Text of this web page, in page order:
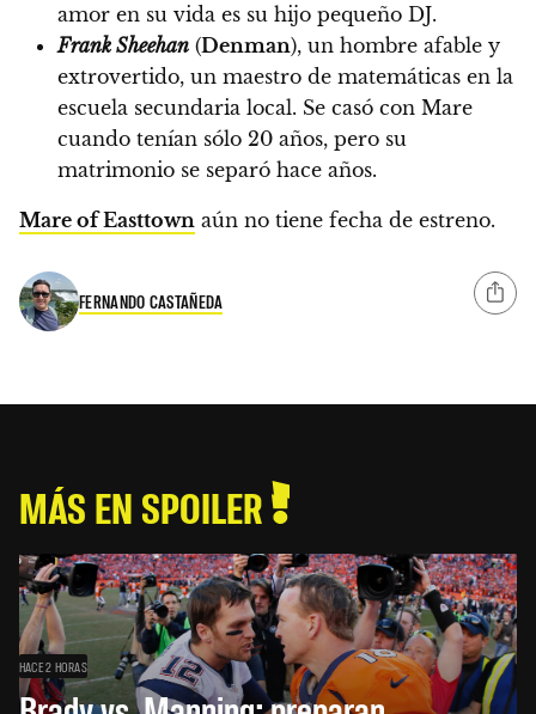
amor en su vida es su hijo pequeño DJ.
Frank Sheehan (Denman), un hombre afable y
extrovertido, un maestro de matemáticas en la
escuela secundaria local. Se casó con Mare
cuando tenían sólo 20 años, pero su
matrimonio se separó hace años.
Mare of Easttown aún no tiene fecha de estreno.
FERNANDO CASTAÑEDA
MÁS EN SPOILER
HACE 2 HORAS